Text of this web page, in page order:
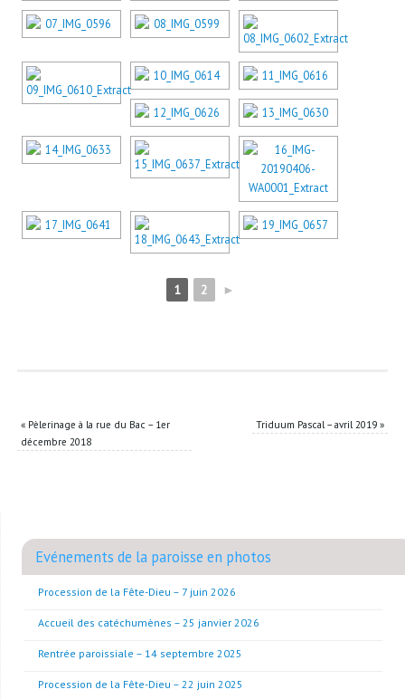
1 2 ►
«Pèlerinage à la rue du Bac – 1er
décembre 2018
Triduum Pascal – avril 2019»
Evénements de la paroisse en photos
Procession de la Fête-Dieu – 7 juin 2026
Accueil des catéchumènes – 25 janvier 2026
Rentrée paroissiale – 14 septembre 2025
Procession de la Fête-Dieu – 22 juin 2025